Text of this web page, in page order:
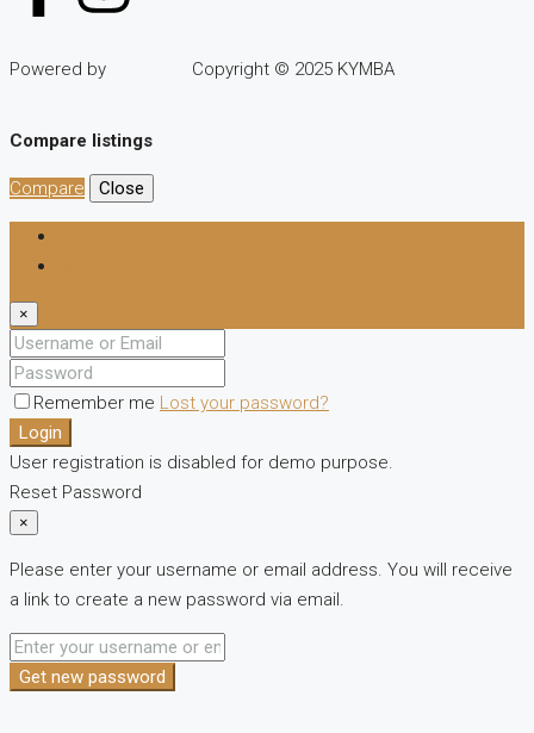
Powered by Copyright © 2025 KYMBA
Compare listings
Compare Close
×
Remember me Lost your password?
Login
User registration is disabled for demo purpose.
Reset Password
×
Please enter your username or email address. You will receive
a link to create a new password via email.
Get new password